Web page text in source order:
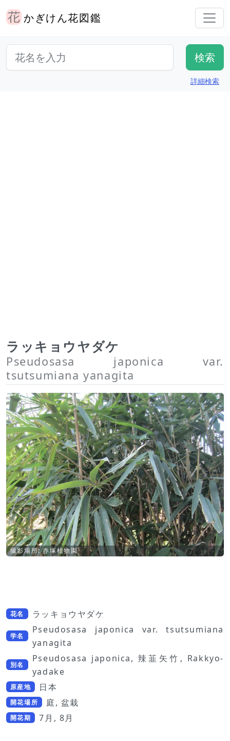
かぎけん花図鑑
詳細検索
ラッキョウヤダケ
Pseudosasa japonica var.
tsutsumiana yanagita
撮影場所: 赤塚植物園
花名 ラッキョウヤダケ
学名
Pseudosasa japonica var. tsutsumiana
yanagita
別名
Pseudosasa japonica, 辣韮矢竹, Rakkyo-
yadake
原産地 日本
開花場所 庭, 盆栽
開花期 7月, 8月